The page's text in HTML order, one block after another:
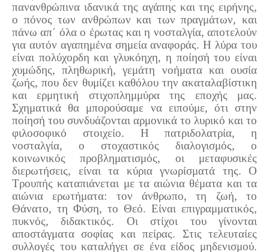
πανανθρώπινα ιδανικά της αγάπης και της ειρήνης,
ο πόνος των ανθρώπων και των πραγμάτων, και
πάνω απ΄ όλα ο έρωτας και η νοσταλγία, αποτελούν
για αυτόν αγαπημένα σημεία αναφοράς. Η λύρα του
είναι πολύχορδη και γλυκόηχη, η ποίησή του είναι
χυμώδης, πληθωρική, γεμάτη νοήματα και ουσία
ζωής, που δεν θυμίζει καθόλου την ακαταλαβίστικη
και ερμητική στιχοπλημμύρα της εποχής μας.
Σχηματικά θα μπορούσαμε να ειπούμε, ότι στην
ποίησή του συνδυάζονται αρμονικά το λυρικό και το
φιλοσοφικό στοιχείο. Η πατριδολατρία, η
νοσταλγία, ο στοχαστικός διαλογισμός, ο
κοινωνικός προβληματισμός, οι μεταφυσικές
διερωτήσεις, είναι τα κύρια γνωρίσματά της. Ο
Τρουπής καταπιάνεται με τα αιώνια θέματα και τα
αιώνια ερωτήματα: τον άνθρωπο, τη ζωή, το
Θάνατο, τη Φύση, το Θεό. Είναι επιγραμματικός,
πυκνός, διδακτικός. Οι στίχοι του γίνονται
αποστάγματα σοφίας και πείρας. Στις τελευταίες
συλλογές του καταλήγει σε ένα είδος μηδενισμού.